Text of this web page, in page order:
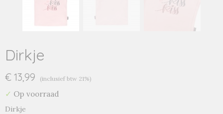
Dirkje
€ 13,99 (inclusief btw 21%)
✓ Op voorraad
Dirkje